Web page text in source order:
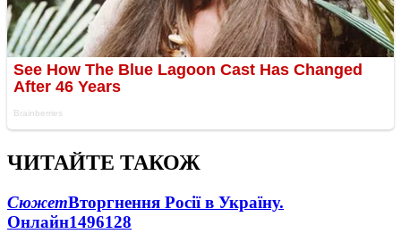
ЧИТАЙТЕ ТАКОЖ
СюжетВторгнення Росії в Україну.
Онлайн1496128